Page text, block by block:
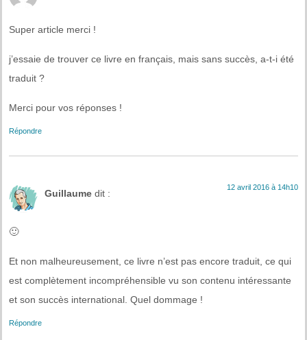
Super article merci !
j’essaie de trouver ce livre en français, mais sans succès, a-t-i été
traduit ?
Merci pour vos réponses !
Répondre
Guillaume dit :
12 avril 2016 à 14h10
🙂
Et non malheureusement, ce livre n’est pas encore traduit, ce qui
est complètement incompréhensible vu son contenu intéressante
et son succès international. Quel dommage !
Répondre